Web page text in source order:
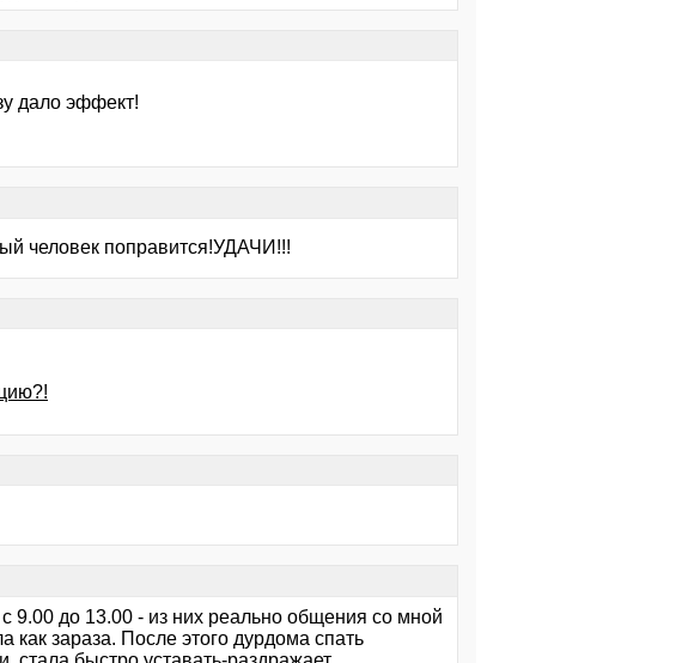
дало эффект!
человек поправится!УДАЧИ!!!
9.00 до 13.00 - из них реально общения со мной
зараза. После этого дурдома спать